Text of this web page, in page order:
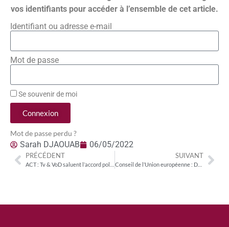
vos identifiants pour accéder à l’ensemble de cet article.
Identifiant ou adresse e-mail
Mot de passe
Se souvenir de moi
Connexion
Mot de passe perdu ?
Sarah DJAOUAB 06/05/2022
PRÉCÉDENT SUIVANT
Conseil de l’Union européenne : Déclaration du haut représentant au nom de l’Union européenne lors de la journée mondiale de la liberté de la presse, le 3 mai 2022